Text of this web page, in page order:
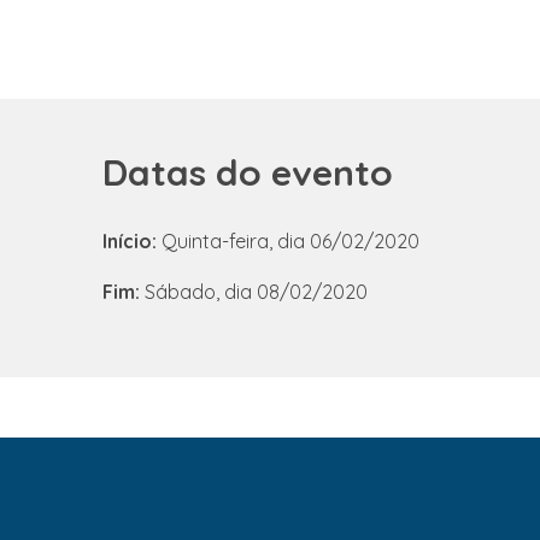
Datas do evento
Início: Quinta-feira, dia 06/02/2020
Fim: Sábado, dia 08/02/2020